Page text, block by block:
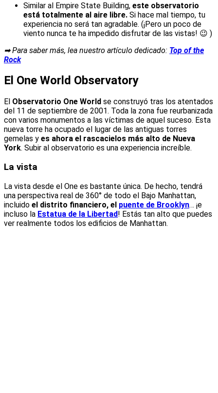
Similar al Empire State Building, este observatorio
está totalmente al aire libre. Si hace mal tiempo, tu
experiencia no será tan agradable. (¡Pero un poco de
viento nunca te ha impedido disfrutar de las vistas! 😉 )
➡ Para saber más, lea nuestro artículo dedicado: Top of the
Rock
El One World Observatory
El Observatorio One World se construyó tras los atentados
del 11 de septiembre de 2001. Toda la zona fue reurbanizada
con varios monumentos a las víctimas de aquel suceso. Esta
nueva torre ha ocupado el lugar de las antiguas torres
gemelas y es ahora el rascacielos más alto de Nueva
York. Subir al observatorio es una experiencia increíble.
La vista
La vista desde el One es bastante única. De hecho, tendrá
una perspectiva real de 360° de todo el Bajo Manhattan,
incluido el distrito financiero, el puente de Brooklyn… ¡e
incluso la Estatua de la Libertad! Estás tan alto que puedes
ver realmente todos los edificios de Manhattan.